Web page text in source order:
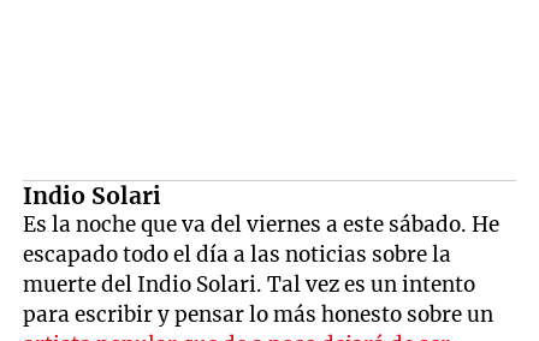
Indio Solari
Es la noche que va del viernes a este sábado. He
escapado todo el día a las noticias sobre la
muerte del Indio Solari. Tal vez es un intento
para escribir y pensar lo más honesto sobre un